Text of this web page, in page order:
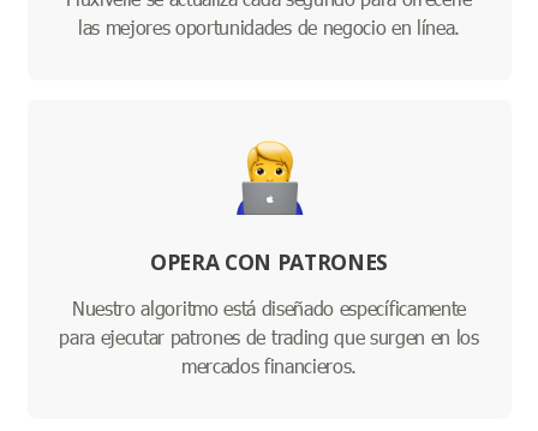
las mejores oportunidades de negocio en línea.
OPERA CON PATRONES
Nuestro algoritmo está diseñado específicamente
para ejecutar patrones de trading que surgen en los
mercados financieros.